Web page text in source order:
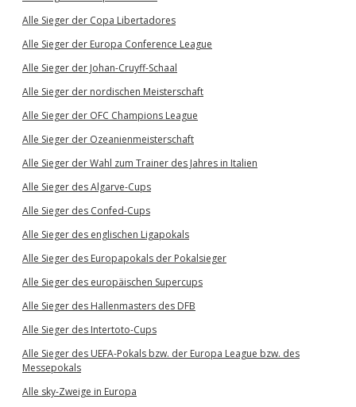
Alle Sieger der Copa Libertadores
Alle Sieger der Europa Conference League
Alle Sieger der Johan-Cruyff-Schaal
Alle Sieger der nordischen Meisterschaft
Alle Sieger der OFC Champions League
Alle Sieger der Ozeanienmeisterschaft
Alle Sieger der Wahl zum Trainer des Jahres in Italien
Alle Sieger des Algarve-Cups
Alle Sieger des Confed-Cups
Alle Sieger des englischen Ligapokals
Alle Sieger des Europapokals der Pokalsieger
Alle Sieger des europäischen Supercups
Alle Sieger des Hallenmasters des DFB
Alle Sieger des Intertoto-Cups
Alle Sieger des UEFA-Pokals bzw. der Europa League bzw. des
Messepokals
Alle sky-Zweige in Europa